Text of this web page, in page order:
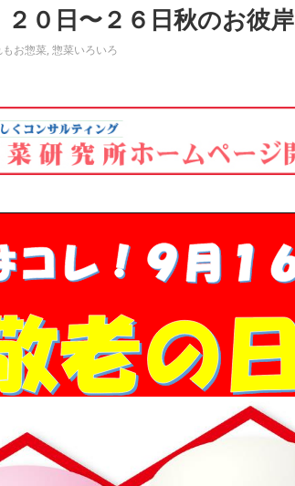
２０日〜２６日秋のお彼岸
お惣菜,惣菜いろいろ